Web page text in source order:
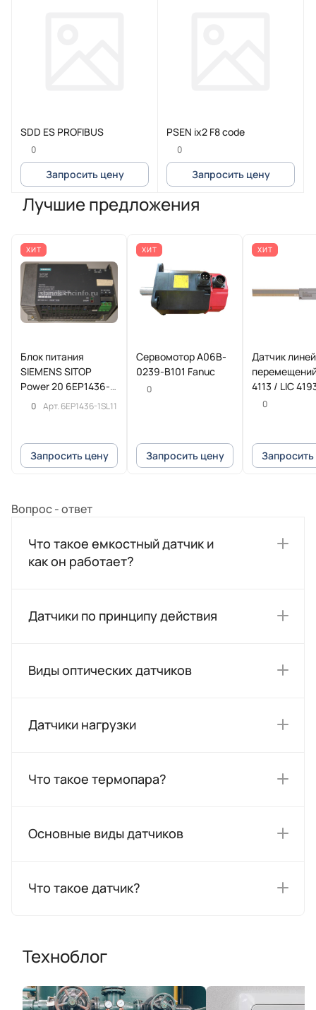
SDD ES PROFIBUS
0
Запросить цену
PSEN ix2 F8 code
0
Запросить цену
Лучшие предложения
ХИТ
Блок питания
SIEMENS SITOP
Power 20 6EP1436-
1SL11
0 Арт. 6EP1436-1SL11
Запросить цену
ХИТ
Сервомотор A06B-
0239-B101 Fanuc
0
Запросить цену
ХИТ
Датчик
4113 / LIC
HEIDENHAIN
0
Вопрос - ответ
Что такое емкостный датчик и
как он работает?
Датчики по принципу действия
Виды оптических датчиков
Датчики нагрузки
Что такое термопара?
Основные виды датчиков
Что такое датчик?
Техноблог